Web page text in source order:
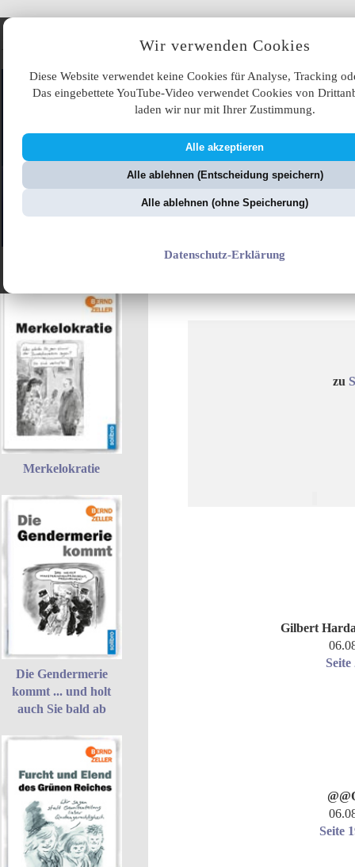
Wir verwenden Cookies
Diese Website verwendet keine Cookies für Analyse, Tracking
Das eingebettete YouTube-Video verwendet Cookies von
laden wir nur mit Ihrer Zustimmung.
Alle akzeptieren
Alle ablehnen (Entscheidung speichern)
Alle ablehnen (ohne Speicherung)
Datenschutz-Erklärung
Angebote
Merkelokratie
Die Gendermerie
kommt ... und holt
auch Sie bald ab
zu
Gilbert
Seite
Seite